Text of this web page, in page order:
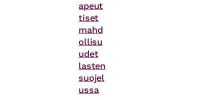
apeut
tiset
mahd
ollisu
udet
lasten
suojel
ussa